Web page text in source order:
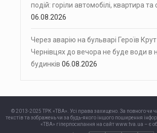
подій: горіли автомобілі, квартира та
06.08.2026
Через аварію на бульварі Героїв
Чернівцях до вечора не буде води в
будинків 06.08.2026
© 2013-2025 ТРК «ТВА». Усі права захищено. За повного чи
текстів та зображень чи за будь-якого іншого поширення
«ТВА» гіперпосилання на сайт www.tva.ua – є